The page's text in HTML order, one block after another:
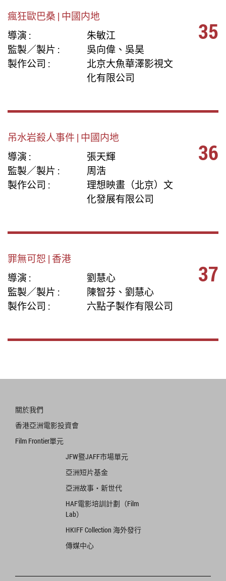
瘋狂歐巴桑 | 中國内地
導演 :
朱敏江
監製／製片 :
吳向偉、吳昊
製作公司 :
北京大魚華澤影視文
化有限公司
35
吊水岩殺人事件 | 中國内地
導演 :
張天輝
監製／製片 :
周浩
製作公司 :
理想映畫（北京）文
化發展有限公司
36
罪無可恕 | 香港
導演 :
劉慧心
監製／製片 :
陳智芬、劉慧心
製作公司 :
六點子製作有限公司
37
關於我們
香港亞洲電影投資會
Film Frontier單元
JFW暨JAFF市場單元
亞洲短片基金
亞洲故事‧新世代
HAF電影培訓計劃（Film
Lab）
HKIFF Collection 海外發行
傳媒中心